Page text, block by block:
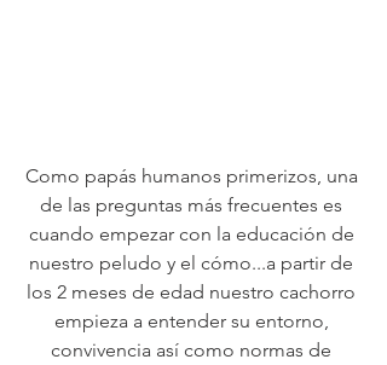
Como papás humanos primerizos, una
de las preguntas más frecuentes es
cuando empezar con la educación de
nuestro peludo y el cómo...a partir de
los 2 meses de edad nuestro cachorro
empieza a entender su entorno,
convivencia así como normas de